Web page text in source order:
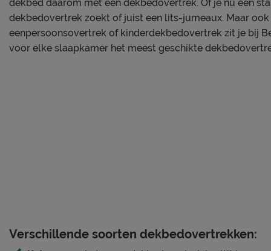
Alle schoonmaakinstructies, evenals de garantie op het
bij de kopjes ‘Onderhoud’ en ‘Goed om te weten’.
dekbed daarom met een dekbedovertrek. Of je nu een
dekbedovertrek zoekt of juist een lits-jumeaux. Maar
eenpersoonsovertrek of kinderdekbedovertrek zit je bij
voor elke slaapkamer het meest geschikte
Verschillende soorten dekbedovertrekken: